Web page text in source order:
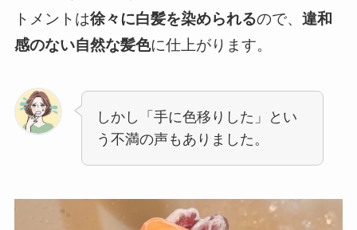
トメントは徐々に白髪を染められるので、 違和
感のない自然な髪色に仕上がります。
しかし「手に色移りした」とい
う不満の声もありました。